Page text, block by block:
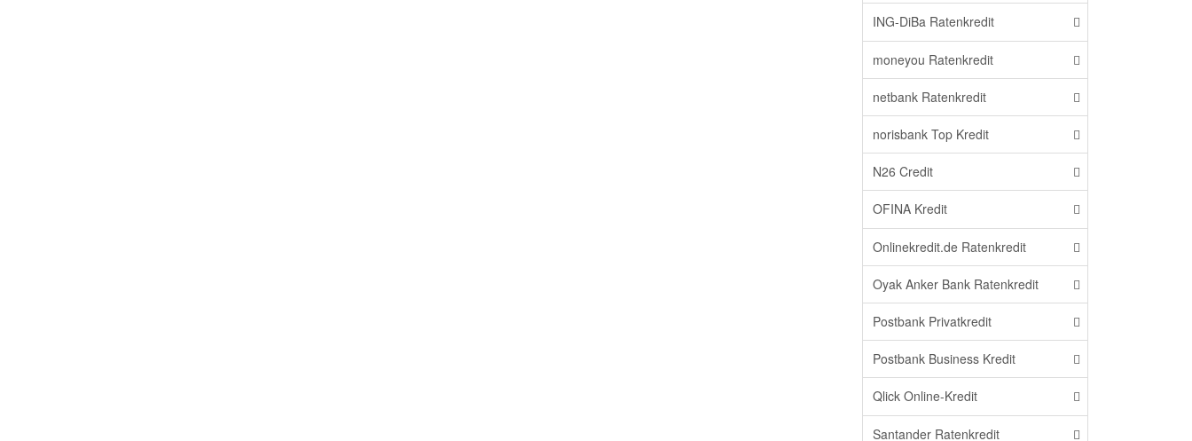
ING-DiBa Ratenkredit
moneyou Ratenkredit
netbank Ratenkredit
norisbank Top Kredit
N26 Credit
OFINA Kredit
Onlinekredit.de Ratenkredit
Oyak Anker Bank Ratenkredit
Postbank Privatkredit
Postbank Business Kredit
Qlick Online-Kredit
Santander Ratenkredit